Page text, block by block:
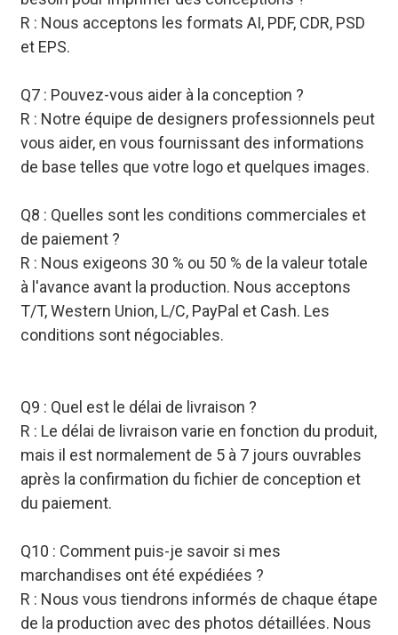
R : Nous acceptons les formats AI, PDF, CDR, PSD
et EPS.
Q7 : Pouvez-vous aider à la conception ?
R : Notre équipe de designers professionnels peut
vous aider, en vous fournissant des informations
de base telles que votre logo et quelques images.
Q8 : Quelles sont les conditions commerciales et
de paiement ?
R : Nous exigeons 30 % ou 50 % de la valeur totale
à l'avance avant la production. Nous acceptons
T/T, Western Union, L/C, PayPal et Cash. Les
conditions sont négociables.
Q9 : Quel est le délai de livraison ?
R : Le délai de livraison varie en fonction du produit,
mais il est normalement de 5 à 7 jours ouvrables
après la confirmation du fichier de conception et
du paiement.
Q10 : Comment puis-je savoir si mes
marchandises ont été expédiées ?
R : Nous vous tiendrons informés de chaque étape
de la production avec des photos détaillées. Nous